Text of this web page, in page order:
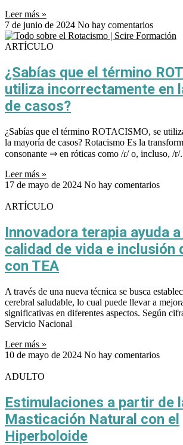
Leer más »
7 de junio de 2024 No hay comentarios
ARTÍCULO
¿Sabías que el término
utiliza incorrectamente en
de casos?
¿Sabías que el término ROTACISMO, se
la mayoría de casos? Rotacismo Es la
consonante ⇒ en róticas como /ɾ/ o, incluso, /r/
Leer más »
17 de mayo de 2024 No hay comentarios
ARTÍCULO
Innovadora terapia ayuda
calidad de vida e inclusión
con TEA
A través de una nueva técnica se busca
cerebral saludable, lo cual puede llevar a
significativas en diferentes aspectos. Según
Servicio Nacional
Leer más »
10 de mayo de 2024 No hay comentarios
ADULTO
Estimulaciones a partir de
Masticación Natural con el
Hiperboloide